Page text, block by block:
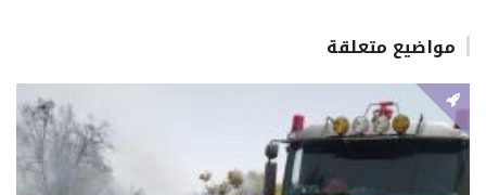
مواضيع متعلقة